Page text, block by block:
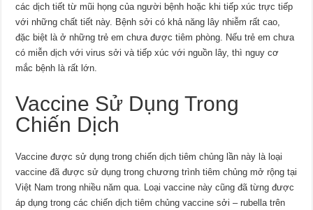
các dịch tiết từ mũi họng của người bệnh hoặc khi tiếp xúc trực tiếp
với những chất tiết này. Bệnh sởi có khả năng lây nhiễm rất cao,
đặc biệt là ở những trẻ em chưa được tiêm phòng. Nếu trẻ em chưa
có miễn dịch với virus sởi và tiếp xúc với nguồn lây, thì nguy cơ
mắc bệnh là rất lớn.
Vaccine Sử Dụng Trong
Chiến Dịch
Vaccine được sử dụng trong chiến dịch tiêm chủng lần này là loại
vaccine đã được sử dụng trong chương trình tiêm chủng mở rộng tại
Việt Nam trong nhiều năm qua. Loại vaccine này cũng đã từng được
áp dụng trong các chiến dịch tiêm chủng vaccine sởi – rubella trên